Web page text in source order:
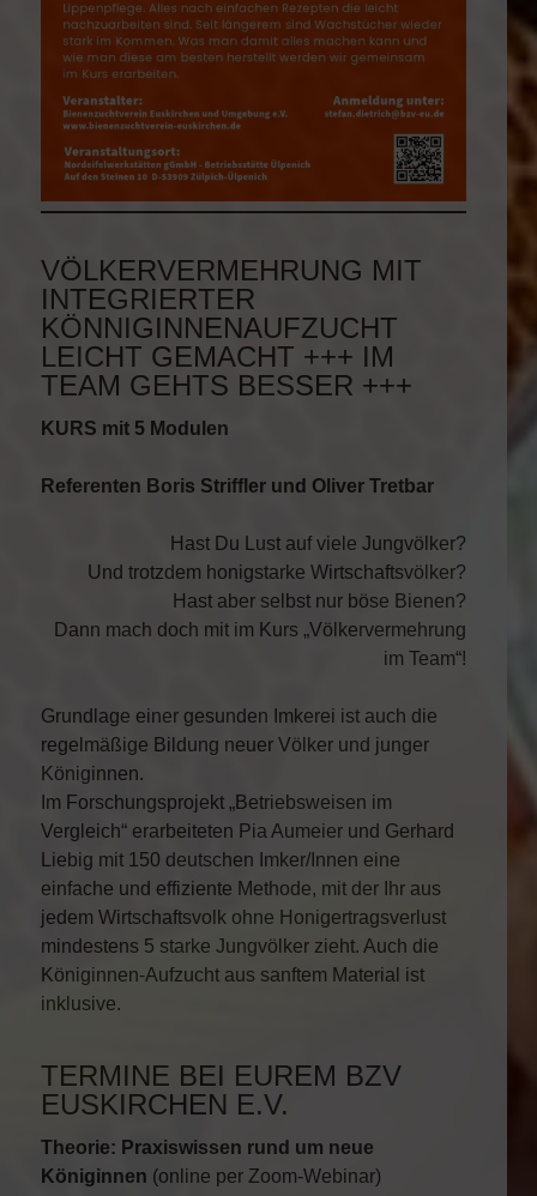
VÖLKERVERMEHRUNG MIT
INTEGRIERTER
KÖNNIGINNENAUFZUCHT
LEICHT GEMACHT +++ IM
TEAM GEHTS BESSER +++
KURS mit 5 Modulen
Referenten Boris Striffler und Oliver Tretbar
Hast Du Lust auf viele Jungvölker?
Und trotzdem honigstarke Wirtschaftsvölker?
Hast aber selbst nur böse Bienen?
Dann mach doch mit im Kurs „Völkervermehrung
im Team“!
Grundlage einer gesunden Imkerei ist auch die
regelmäßige Bildung neuer Völker und junger
Königinnen.
Im Forschungsprojekt „Betriebsweisen im
Vergleich“ erarbeiteten Pia Aumeier und Gerhard
Liebig mit 150 deutschen Imker/Innen eine
einfache und effiziente Methode, mit der Ihr aus
jedem Wirtschaftsvolk ohne Honigertragsverlust
mindestens 5 starke Jungvölker zieht. Auch die
Königinnen-Aufzucht aus sanftem Material ist
inklusive.
TERMINE BEI EUREM BZV
EUSKIRCHEN E.V.
Theorie: Praxiswissen rund um neue
Königinnen (online per Zoom-Webinar)